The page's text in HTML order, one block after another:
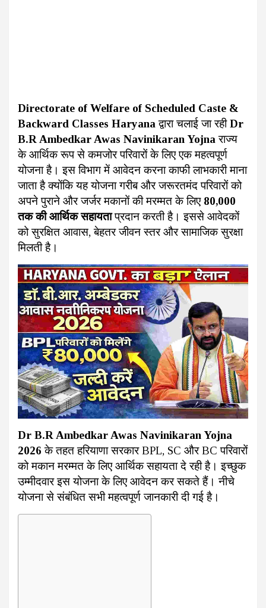
Directorate of Welfare of Scheduled Caste &
Backward Classes Haryana द्वारा चलाई जा रहीDr
B.R Ambedkar Awas Navinikaran Yojna राज्य
के आर्थिक रूप से कमजोर परिवारों के लिए एक महत्वपूर्ण
योजना है। इस विभाग में आवेदन करना काफी लाभकारी माना
जाता है क्योंकि यह योजना गरीब और जरूरतमंद परिवारों को
अपने पुराने और जर्जर मकानों की मरम्मत के लिए ₹80,000
तक की आर्थिक सहायताप्रदान करती है। इससे आवेदकों
को सुरक्षित आवास, बेहतर जीवन स्तर और सामाजिक सुरक्षा
मिलती है।
Dr B.R Ambedkar Awas Navinikaran Yojna
2026 के तहत हरियाणा सरकार BPL, SC और BC परिवारों
को मकान मरम्मत के लिए आर्थिक सहायता दे रही है। इच्छुक
उम्मीदवार इस योजना के लिए आवेदन कर सकते हैं। नीचे
योजना से संबंधित सभी महत्वपूर्ण जानकारी दी गई है।